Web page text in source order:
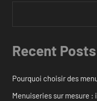
Recent Posts
Pourquoi choisir des
Menuiseries sur mesure